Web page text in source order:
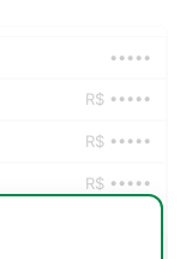
•••••
R$ •••••
R$ •••••
R$ •••••